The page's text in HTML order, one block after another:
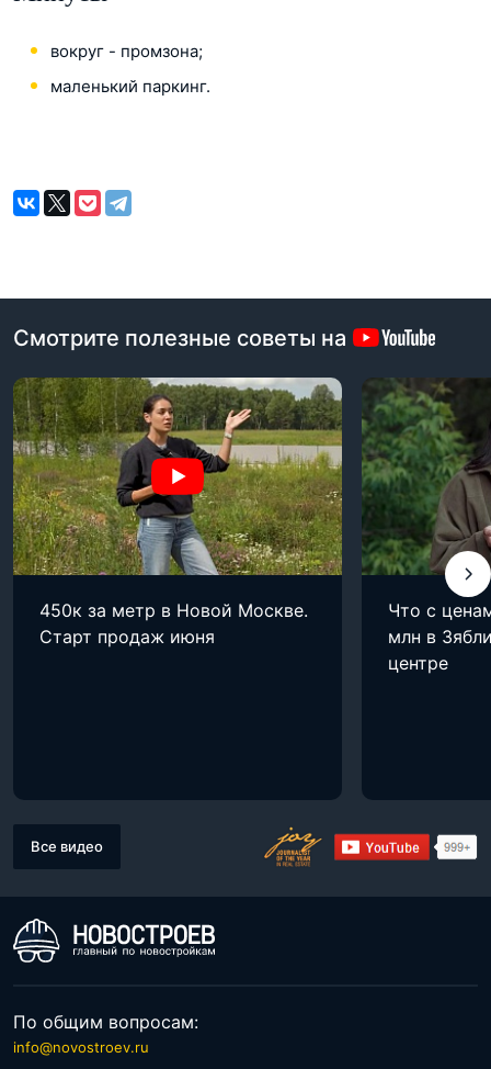
вокруг - промзона;
маленький паркинг.
Смотрите полезные советы на
450к за метр в Новой Москве.
Старт продаж июня
Что с
млн в
центре
Все видео
По общим вопросам:
info@novostroev.ru